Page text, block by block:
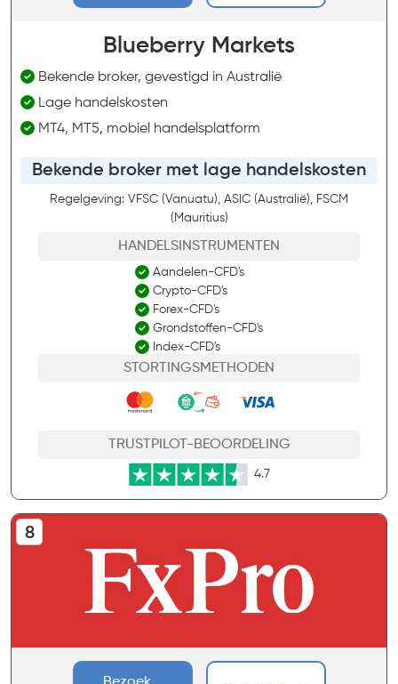
Blueberry Markets
Bekende broker, gevestigd in Australië
Lage handelskosten
MT4, MT5, mobiel handelsplatform
Bekende broker met lage handelskosten
Regelgeving: VFSC (Vanuatu), ASIC (Australië), FSCM
(Mauritius)
HANDELSINSTRUMENTEN
Aandelen-CFD's
Crypto-CFD's
Forex-CFD's
Grondstoffen-CFD's
Index-CFD's
STORTINGSMETHODEN
TRUSTPILOT-BEOORDELING
4.7